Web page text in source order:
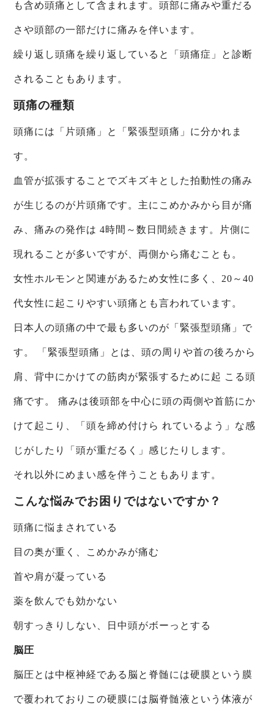
も含め頭痛として含まれます。頭部に痛みや重だる
さや頭部の一部だけに痛みを伴います。
繰り返し頭痛を繰り返していると「頭痛症」と診断
されることもあります。
頭痛の種類
頭痛には「片頭痛」と「緊張型頭痛」に分かれま
す。
血管が拡張することでズキズキとした拍動性の痛み
が生じるのが片頭痛です。主にこめかみから目が痛
み、痛みの発作は 4時間～数日間続きます。片側に
現れることが多いですが、両側から痛むことも。
女性ホルモンと関連があるため女性に多く、20～40
代女性に起こりやすい頭痛とも言われています。
日本人の頭痛の中で最も多いのが「緊張型頭痛」で
す。 「緊張型頭痛」とは、頭の周りや首の後ろから
肩、背中にかけての筋肉が緊張するために起 こる頭
痛です。 痛みは後頭部を中心に頭の両側や首筋にか
けて起こり、「頭を締め付けら れているよう」な感
じがしたり「頭が重だるく」感じたりします。
それ以外にめまい感を伴うこともあります。
こんな悩みでお困りではないですか？
頭痛に悩まされている
目の奥が重く、こめかみが痛む
首や肩が凝っている
薬を飲んでも効かない
朝すっきりしない、日中頭がボーっとする
脳圧
脳圧とは中枢神経である脳と脊髄には硬膜という膜
で覆われておりこの硬膜には脳脊髄液という体液が